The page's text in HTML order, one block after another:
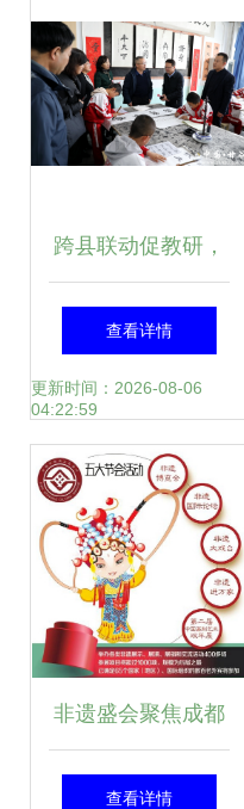
跨县联动促教研，
互学共进谋新篇
——市教育局组织
教研团队赴甘谷县
开展学习交流活动
纪实
查看详情
更新时间：2026-08-06
04:22:59
非遗盛会聚焦成都
1000余项目亮相艺
查看详情